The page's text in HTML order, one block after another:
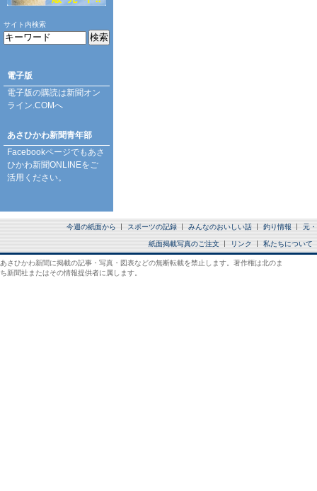
サイト内検索
電子版
電子版の購読は新聞オン
ライン.COMへ
あさひかわ新聞青年部
Facebookページでもあさ
ひかわ新聞ONLINEをご
活用ください。
今週の紙面から スポーツの記録 みんなのおいしい話 釣り情報 元
紙面掲載写真のご注文 リンク 私たちについて
あさひかわ新聞に掲載の記事・写真・図表などの無断転載を禁止します。著作権は北のま
ち新聞社またはその情報提供者に属します。